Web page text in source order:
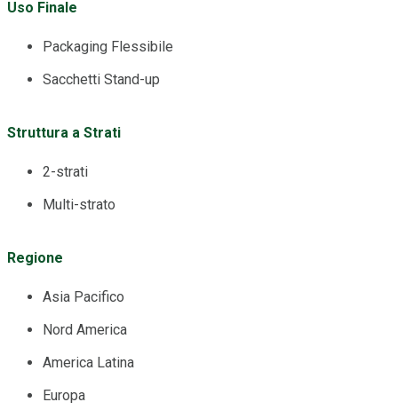
Uso Finale
Packaging Flessibile
Sacchetti Stand-up
Struttura a Strati
2-strati
Multi-strato
Regione
Asia Pacifico
Nord America
America Latina
Europa